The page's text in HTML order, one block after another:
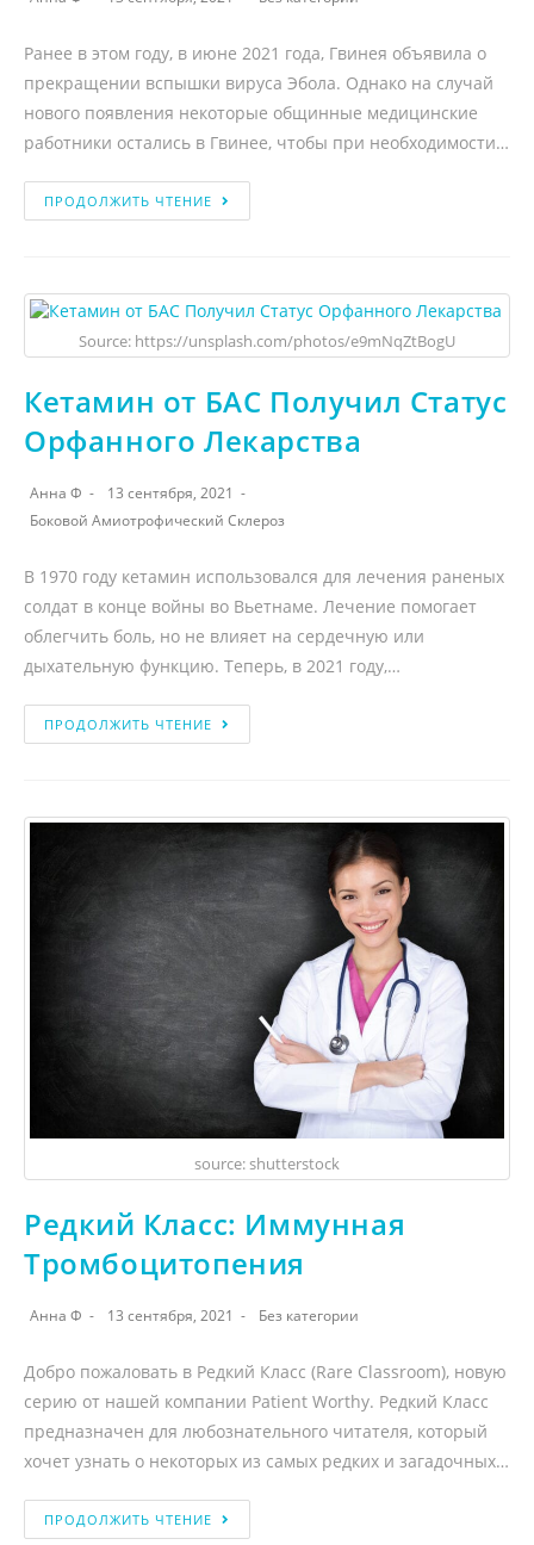
Ранее в этом году, в июне 2021 года, Гвинея объявила о
прекращении вспышки вируса Эбола. Однако на случай
нового появления некоторые общинные медицинские
работники остались в Гвинее, чтобы при необходимости…
ПРОДОЛЖИТЬ ЧТЕНИЕ
Source: https://unsplash.com/photos/e9mNqZtBogU
Кетамин от БАС Получил Статус
Орфанного Лекарства
Анна Ф
13 сентября, 2021
Боковой Амиотрофический Склероз
В 1970 году кетамин использовался для лечения раненых
солдат в конце войны во Вьетнаме. Лечение помогает
облегчить боль, но не влияет на сердечную или
дыхательную функцию. Теперь, в 2021 году,…
ПРОДОЛЖИТЬ ЧТЕНИЕ
source: shutterstock
Редкий Класс: Иммунная
Тромбоцитопения
Анна Ф 13 сентября, 2021 Без категории
Добро пожаловать в Редкий Класс (Rare Classroom), новую
серию от нашей компании Patient Worthy. Редкий Класс
предназначен для любознательного читателя, который
хочет узнать о некоторых из самых редких и загадочных…
ПРОДОЛЖИТЬ ЧТЕНИЕ